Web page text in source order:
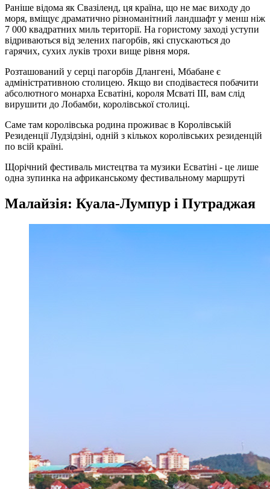
Раніше відома як Свазіленд, ця країна, що не має виходу до
моря, вміщує драматично різноманітний ландшафт у менш ніж
7 000 квадратних миль території. На гористому заході уступи
відриваються від зелених пагорбів, які спускаються до
гарячих, сухих луків трохи вище рівня моря.
Розташований у серці пагорбів Длангені, Мбабане є
адміністративною столицею. Якщо ви сподіваєтеся побачити
абсолютного монарха Есватіні, короля Мсваті III, вам слід
вирушити до Лобамби, королівської столиці.
Саме там королівська родина проживає в Королівській
Резиденції Лудзідзіні, одній з кількох королівських резиденцій
по всій країні.
Щорічний фестиваль мистецтва та музики Есватіні - це лише
одна зупинка на африканському фестивальному маршруті
Малайзія: Куала-Лумпур і Путраджая